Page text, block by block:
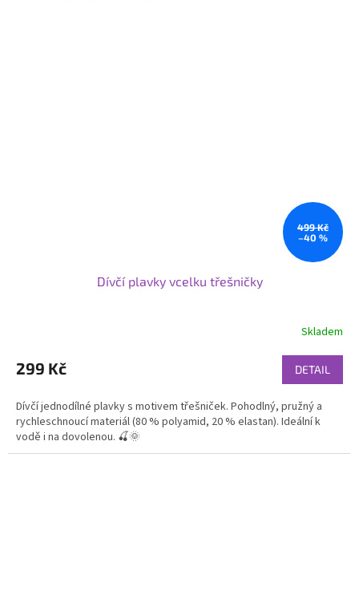
499 Kč
–40 %
Dívčí plavky vcelku třešničky
Skladem
299 Kč DETAIL
Dívčí jednodílné plavky s motivem třešniček. Pohodlný, pružný a
rychleschnoucí materiál (80 % polyamid, 20 % elastan). Ideální k
vodě i na dovolenou. 🍒🌞